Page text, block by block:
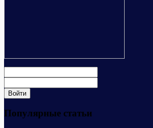
Популярные статьи